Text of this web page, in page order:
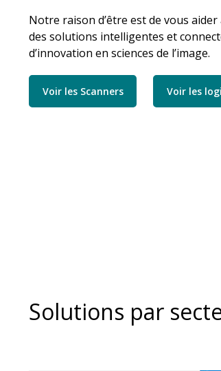
Notre raison d’être est de vous
des solutions intelligentes et
d’innovation en sciences de l’image.
Voir les Scanners Voir les
Solutions par